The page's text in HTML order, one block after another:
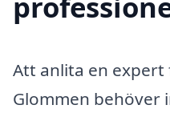
Att anlita en
Glommen behöver